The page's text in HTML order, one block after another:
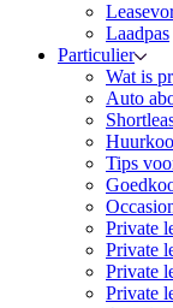
Laadpas
Particulier
Wat is
Auto
Tips
Private
Private
Private
Private